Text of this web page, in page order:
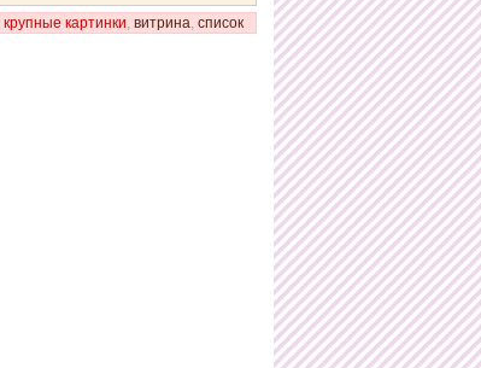
крупные картинки, витрина, список